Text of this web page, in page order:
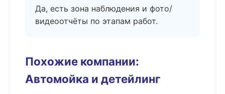
Да, есть зона наблюдения и фото/
видеоотчёты по этапам работ.
Похожие компании:
Автомойка и детейлинг